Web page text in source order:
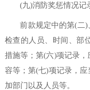
(九)消防奖惩情况记
前款规定中的第(二)
检查的人员、时间、部
措施等；第(六)项记录
容等；第(七)项记录，
加部门以及人员等。